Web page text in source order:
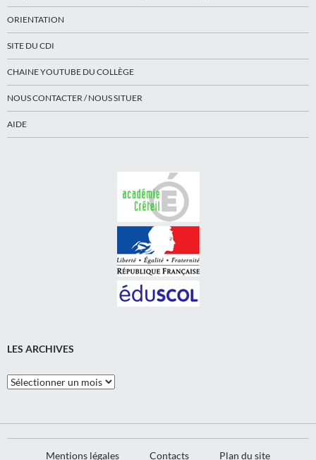
ORIENTATION
SITE DU CDI
CHAINE YOUTUBE DU COLLÈGE
NOUS CONTACTER / NOUS SITUER
AIDE
LES ARCHIVES
Les
Archives
Mentions légales Contacts Plan du site